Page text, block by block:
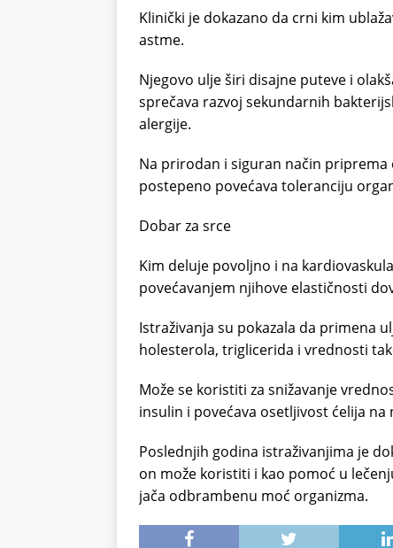
Klinički je dokazano da crni kim
astme.
Njegovo ulje širi disajne puteve i
sprečava razvoj sekundarnih
alergije.
Na prirodan i siguran način priprema
postepeno povećava toleranciju
Dobar za srce
Kim deluje povoljno i na
povećavanjem njihove elastičnosti
Istraživanja su pokazala da primena
holesterola, triglicerida i vrednosti
Može se koristiti za snižavanje
insulin i povećava osetljivost ćelija
Poslednjih godina istraživanjima je
on može koristiti i kao pomoć u
jača odbrambenu moć organizma.